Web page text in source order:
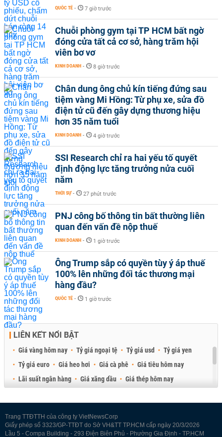
QUỐC TẾ - 7 giờ trước
Chuỗi phòng gym tại TP HCM bất ngờ
đóng cửa tất cả cơ sở, hàng trăm hội
viên bơ vơ
KINH DOANH - 8 giờ trước
Chân dung ông chủ kín tiếng đứng sau
tiệm vàng Mi Hồng: Từ phụ xe, sửa đồ
điện tử cũ đến gây dựng thương hiệu
hơn 35 năm tuổi
KINH DOANH - 4 giờ trước
SSI Research chỉ ra hai yếu tố quyết
định động lực tăng trưởng nửa cuối
năm
THỜI SỰ - 27 phút trước
PNJ công bố thông tin bất thường liên
quan đến vấn đề nộp thuế
KINH DOANH - 1 giờ trước
Ông Trump sắp có quyền tùy ý áp thuế
100% lên những đối tác thương mại
hàng đầu?
QUỐC TẾ - 1 giờ trước
LIÊN KẾT NỔI BẬT
Giá vàng hôm nay Tỷ giá ngoại tệ Tỷ giá usd
Tỷ giá yen
Tỷ giá euro
Giá heo hơi Giá cà phê
Giá tiêu hôm nay
Lãi suất ngân hàng
Giá xăng dầu
Giá thép hôm nay
Trang TTĐTTH của công ty VietNewsCorp
Giấy phép số 3323/GP-TTĐT do Sở VH&TT TP.HCM cấp ngày 20/3/2026
Lầu 5 - Compa Building - 293 Điện Biên Phủ - Phường Gia Định - TP.HCM